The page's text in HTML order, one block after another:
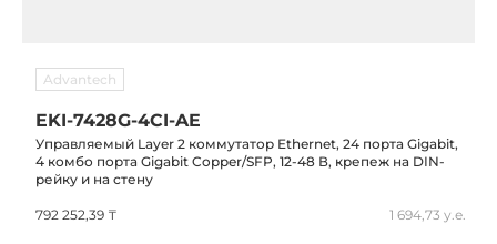
Advantech
EKI-7428G-4CI-AE
Управляемый Layer 2 коммутатор Ethernet, 24 порта Gigabit,
4 комбо порта Gigabit Copper/SFP, 12-48 В, крепеж на DIN-
рейку и на стену
792 252,39 ₸ 1 694,73 у.е.